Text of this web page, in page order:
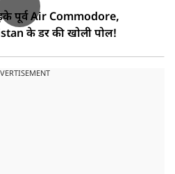
पूर्व Air Commodore,
के डर की खोली पोल!